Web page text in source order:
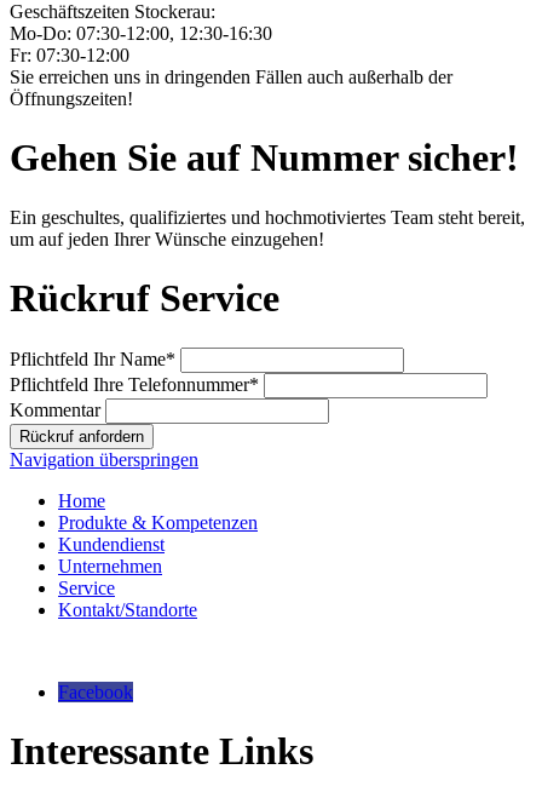
Geschäftszeiten Stockerau:
Mo-Do: 07:30-12:00, 12:30-16:30
Fr: 07:30-12:00
Sie erreichen uns in dringenden Fällen auch außerhalb der
Öffnungszeiten!
Gehen Sie auf Nummer sicher!
Ein geschultes, qualifiziertes und hochmotiviertes Team steht bereit,
um auf jeden Ihrer Wünsche einzugehen!
Rückruf Service
Pflichtfeld Ihr Name*
Pflichtfeld Ihre Telefonnummer*
Kommentar
Rückruf anfordern
Navigation überspringen
Home
Produkte & Kompetenzen
Kundendienst
Unternehmen
Service
Kontakt/Standorte
Facebook
Interessante Links